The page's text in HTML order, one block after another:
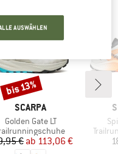
MARKE
SCARPA
Artikel
Golden Gate LT
Preis
€ reduzierter Preis
ab 113,06 €
Rabatt
bis 13%
AUSWÄHLEN